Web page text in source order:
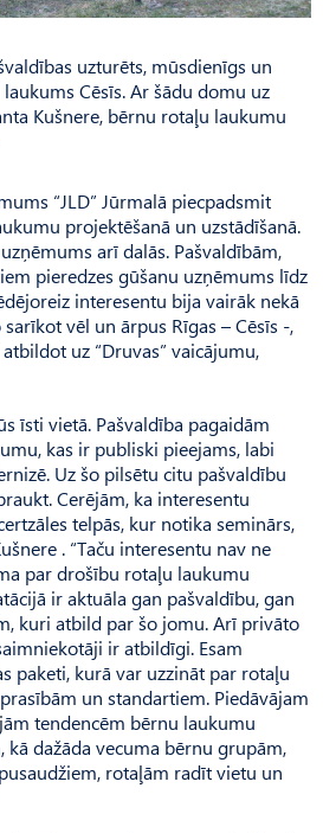
uzturēts, mūsdienīgs un
Cēsīs. Ar šādu domu uz
Kušnere, bērnu rotaļu laukumu
“JLD” Jūrmalā piecpa­dsmit
projektēšanā un uzstādīšanā.
arī dalās. Pašvaldībām,
pieredzes gūšanu uzņēmums līdz
interesentu bija vairāk nekā
vēl un ārpus Rīgas – Cēsīs -,
uz “Druvas” vaicājumu,
īsti vietā. Pašvaldība pagaidām
kas ir publiski pieejams, labi
Uz šo pilsētu citu pašvaldību
Cerējām, ka interesentu
telpās, kur notika seminārs,
. “Taču interesentu nav ne
par drošību rotaļu laukumu
ir aktuāla gan pašvaldību, gan
kuri atbild par šo jomu. Arī privāto
ir atbildīgi. Esam
paketi, kurā var uzzināt par rotaļu
un standartiem. Piedāvājam
tendencēm bērnu laukumu
kā dažāda vecuma bērnu grupām,
rotaļām radīt vietu un